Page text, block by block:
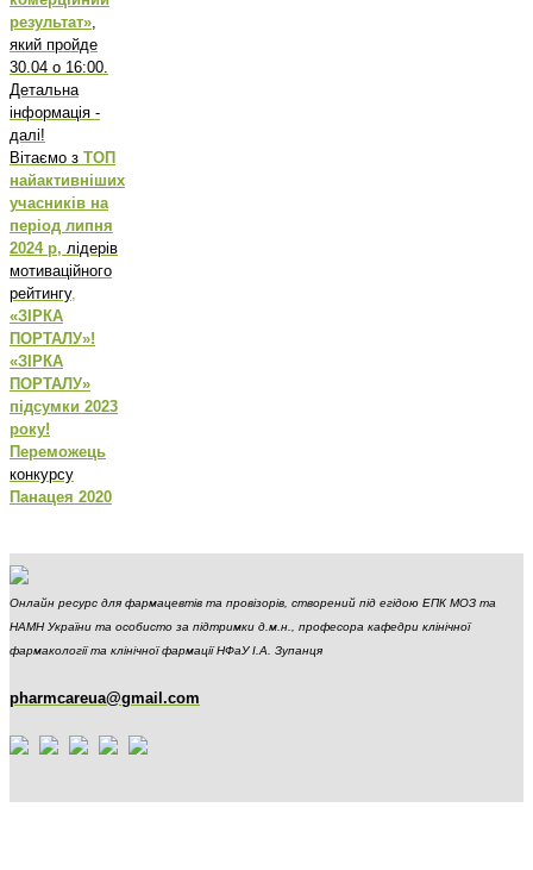
результат»
який пройде
30.04 о 16:00.
Детальна
інформація -
далі!
Вітаємо з ТОП
найактивніших
учасників на
період липня
2024 р, лідерів
мотиваційного
рейтингу,
«ЗІРКА
ПОРТАЛУ»!
«ЗІРКА
ПОРТАЛУ»
підсумки 2023
року!
Переможець
конкурсу
Панацея 2020
Онлайн ресурс для фармацевтів та провізорів, створений під егідою ЕПК МОЗ та
НАМН України та особисто за підтримки д.м.н., професора кафедри клінічної
фармакології та клінічної фармації НФаУ І.А. Зупанця
pharmcareua@gmail.com